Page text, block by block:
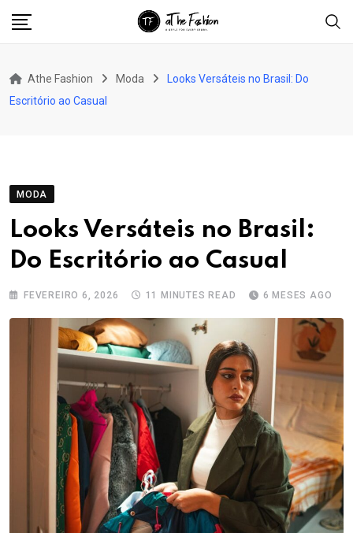
Athe Fashion Moda
Looks Versáteis no Brasil: Do
Escritório ao Casual
MODA
Looks Versáteis no Brasil:
Do Escritório ao Casual
FEVEREIRO 6, 2026 11 MINUTES READ 6 MESES AGO